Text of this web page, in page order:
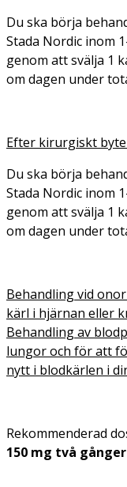
Du ska börja
Stada Nordic inom
genom att svälja 1
om dagen under
Efter kirurgiskt
Du ska börja
Stada Nordic inom
genom att svälja 1
om dagen under
Behandling vid
kärl i hjärnan eller
Behandling av
lungor och för att
nytt i blodkärlen i
Rekommenderad
150 mg två